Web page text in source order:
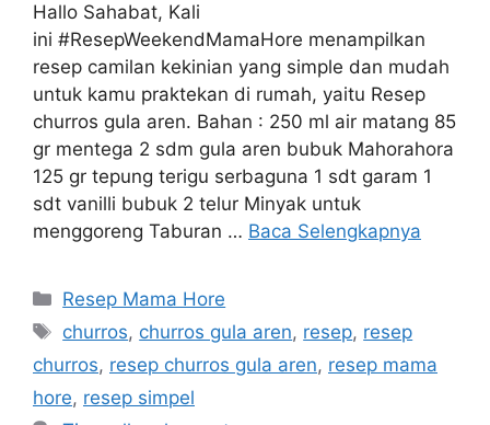
Hallo Sahabat, Kali
ini #ResepWeekendMamaHore menampilkan
resep camilan kekinian yang simple dan mudah
untuk kamu praktekan di rumah, yaitu Resep
churros gula aren. Bahan : 250 ml air matang 85
gr mentega 2 sdm gula aren bubuk Mahorahora
125 gr tepung terigu serbaguna 1 sdt garam 1
sdt vanilli bubuk 2 telur Minyak untuk
menggoreng Taburan … Baca Selengkapnya
Resep Mama Hore
churros, churros gula aren, resep, resep
churros, resep churros gula aren, resep mama
hore, resep simpel